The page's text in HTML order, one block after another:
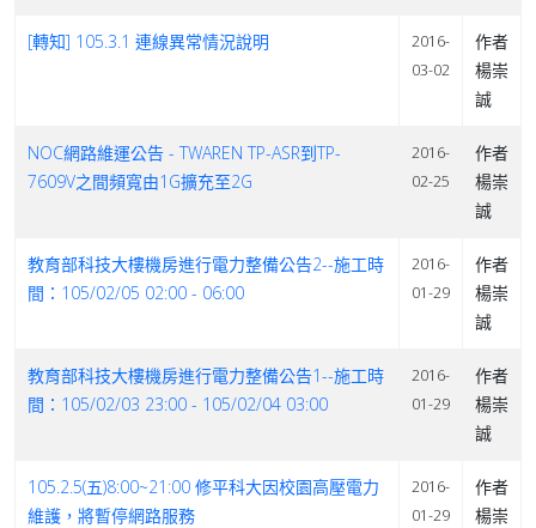
[轉知] 105.3.1 連線異常情況說明
2016-
03-02
作者
楊崇
誠
NOC網路維運公告 - TWAREN TP-ASR到TP-
7609V之間頻寬由1G擴充至2G
2016-
02-25
作者
楊崇
誠
教育部科技大樓機房進行電力整備公告2--施工時
間：105/02/05 02:00 - 06:00
2016-
01-29
作者
楊崇
誠
教育部科技大樓機房進行電力整備公告1--施工時
間：105/02/03 23:00 - 105/02/04 03:00
2016-
01-29
作者
楊崇
誠
105.2.5(五)8:00~21:00 修平科大因校園高壓電力
維護，將暫停網路服務
2016-
01-29
作者
楊崇